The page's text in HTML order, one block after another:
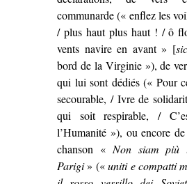
communarde (« enflez les
/ plus haut plus haut ! / ô
vents navire en avant » [sic
bord de la Virginie »), de
qui lui sont dédiés (« Pour
secourable, / Ivre de
qui soit respirable, /
l’Humanité »), ou encore
chanson « Non siam più
Parigi» («uniti e compatti